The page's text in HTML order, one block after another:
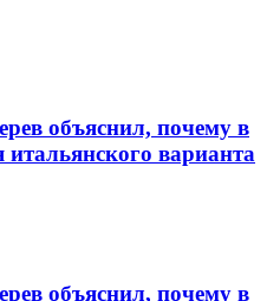
объяснил, почему в
итальянского варианта
объяснил, почему в